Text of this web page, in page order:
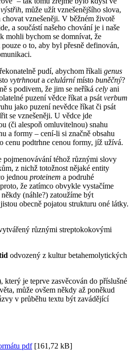
výstřih, může užít vznešenějšího slova,
vznešeněji. V běžném životě
a součástí našeho chování je i naše
mohli bychom se domnívat, že
o to, aby byl přesně definován,
pudí, abychom říkali genus
vytrhnouta celulárnímísto buněčný?
s podivem, že jim se neříká cely ani
puzení vědce říkat a psát verbum
jako puzení nevědce říkat či psát
se vznešeněji. U vědce jde
(či alespoň omluvitelnou) snahu
a formy – cení-li si značně obsahu
cenu podtrhne cenou formy, jíž užívá.
pojmenovávání téhož různými slovy
z nichž totožnost nějaké entity
jednou proteinem a podruhé
že zatímco obvykle vystačíme
(náhle?) zatoužíme být
obecně pojatou strukturu oné látky.
různými streptokokovými
odvozený z kultur betahemolytických
který je teprve zasvěcován do příslušné
může ovšem někdy až poněkud
v průběhu textu být zavádějící
pdf[161,72 kB]